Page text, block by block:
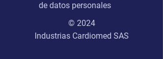
de datos personales
© 2024
Industrias Cardiomed SAS